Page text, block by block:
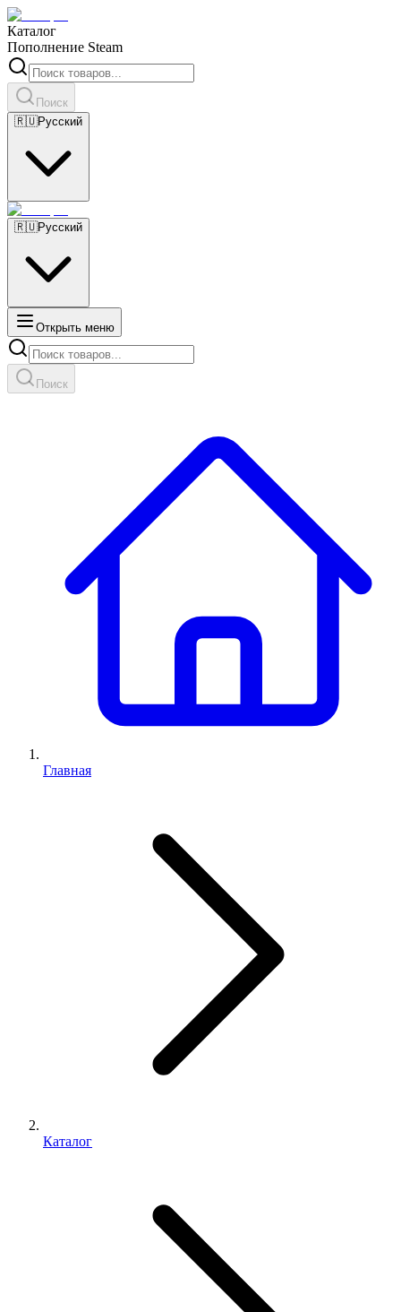
Каталог
Пополнение Steam
Поиск
🇷🇺Русский
🇷🇺Русский
Открыть меню
Поиск
Главная
Каталог